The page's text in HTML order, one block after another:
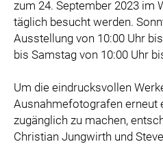
zum 24. September 2023 im
täglich besucht werden.
Ausstellung von 10:00 Uhr
bis Samstag von 10:00 Uhr
Um die eindrucksvollen
Ausnahmefotografen erneut
zugänglich zu machen,
Christian Jungwirth und